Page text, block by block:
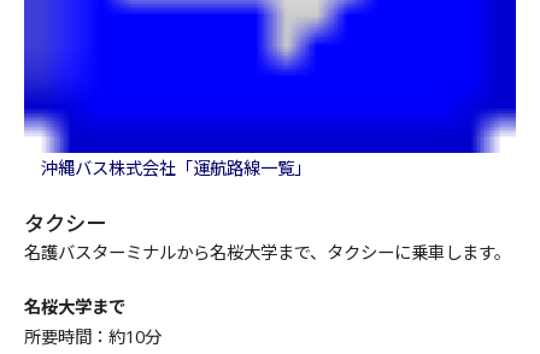
沖縄バス株式会社「運航路線一覧」
タクシー
名護バスターミナルから名桜大学まで、タクシーに乗車します。
名桜大学まで
所要時間：約10分